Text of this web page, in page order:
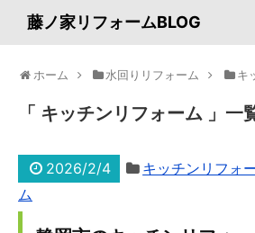
藤ノ家リフォームBLOG
ホーム 水回りリフォーム キ
キッチンリフォーム 一
2026/2/4 キッチンリフォ
ム